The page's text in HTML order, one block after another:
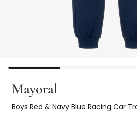
Mayoral
Boys Red & Navy Blue Racing Car